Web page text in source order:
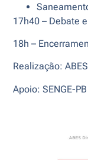
17h40 – Debate
18h –
Realização:
Apoio: SENGE-PB